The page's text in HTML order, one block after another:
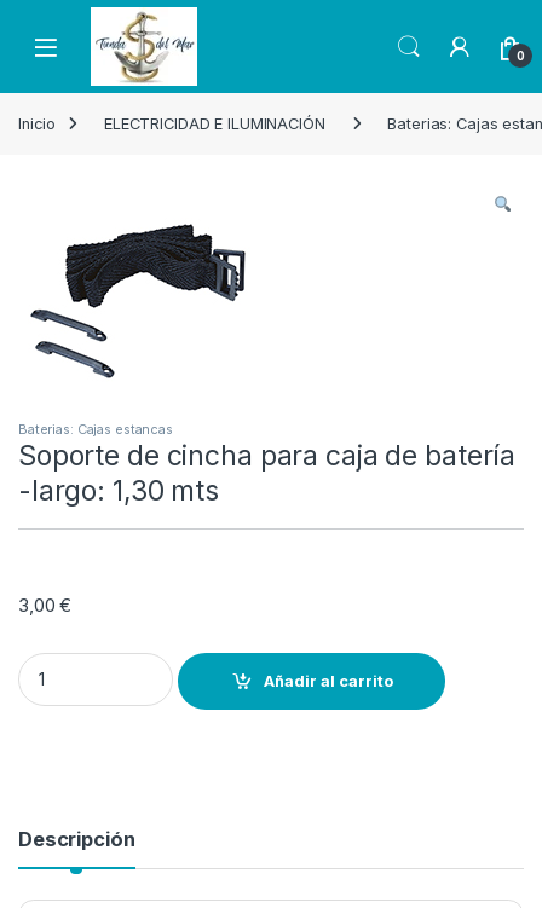
Skip to navigation
Skip to content
Open 0
Inicio ELECTRICIDAD E ILUMINACIÓN Baterias: Cajas
Baterias: Cajas estancas
Soporte de cincha para caja de batería
-largo: 1,30 mts
3,00€
Soporte de cincha para caja de batería -largo: 1,30 mts quantity
Añadir al carrito
Descripción